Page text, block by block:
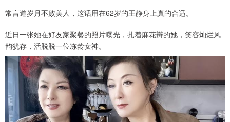
常言道岁月不败美人，这话用在62岁的王静身上真的合适。
近日一张她在好友家聚餐的照片曝光，扎着麻花辫的她，笑容灿烂风
韵犹存，活脱脱一位冻龄女神。